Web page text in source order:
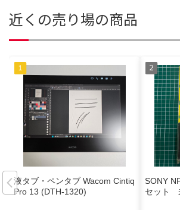
近くの売り場の商品
液タブ・ペンタブ Wacom Cintiq
Pro 13 (DTH-1320)
SONY
セット